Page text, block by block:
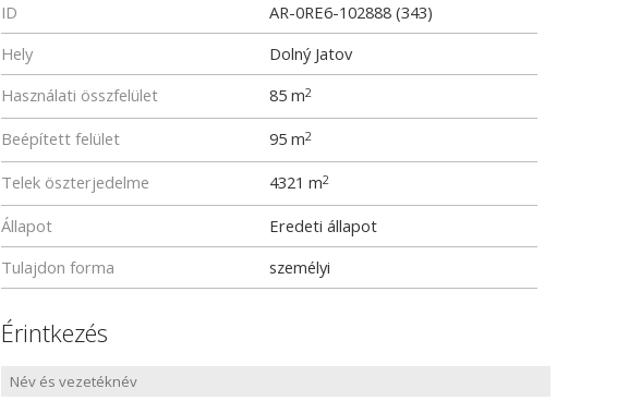
ID
AR-0RE6-102888 (343)
Hely
Dolný Jatov
Használati összfelület
85 m2
Beépített felület 95 m2
Telek öszterjedelme 4321 m2
Állapot
Eredeti állapot
Tulajdon forma
személyi
Érintkezés